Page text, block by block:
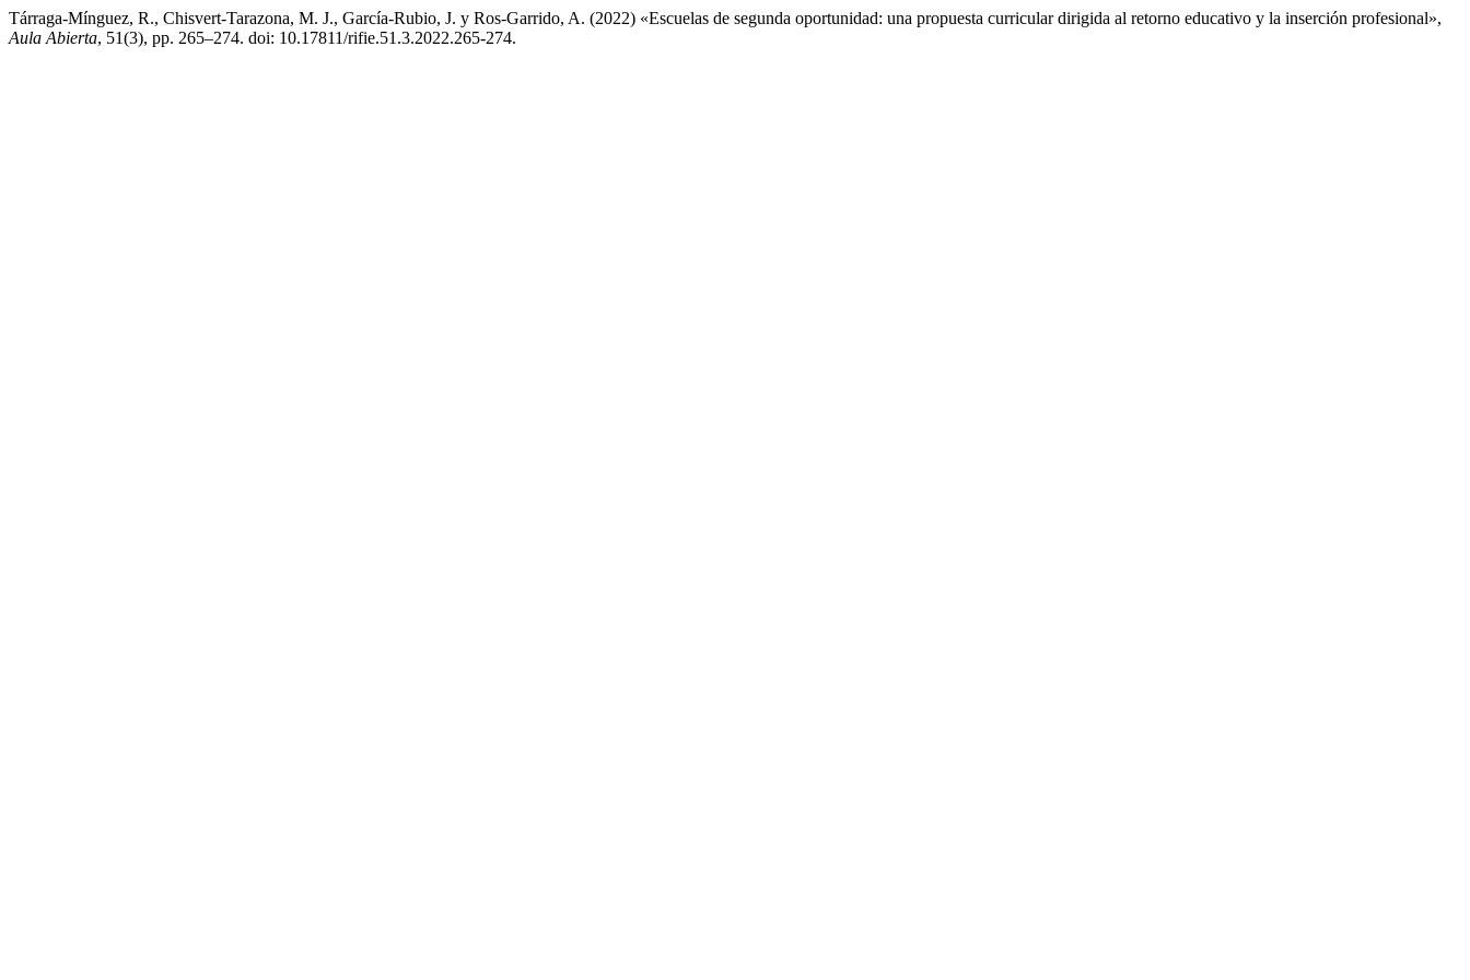
Tárraga-Mínguez, R., Chisvert-Tarazona, M. J., García-Rubio, J. y Ros-Garrido, A. (2022) «Escuelas de segunda oportunidad: una propuesta curricular dirigida al retorno educativo y la inserción profesional»,
Aula Abierta, 51(3), pp. 265–274. doi: 10.17811/rifie.51.3.2022.265-274.